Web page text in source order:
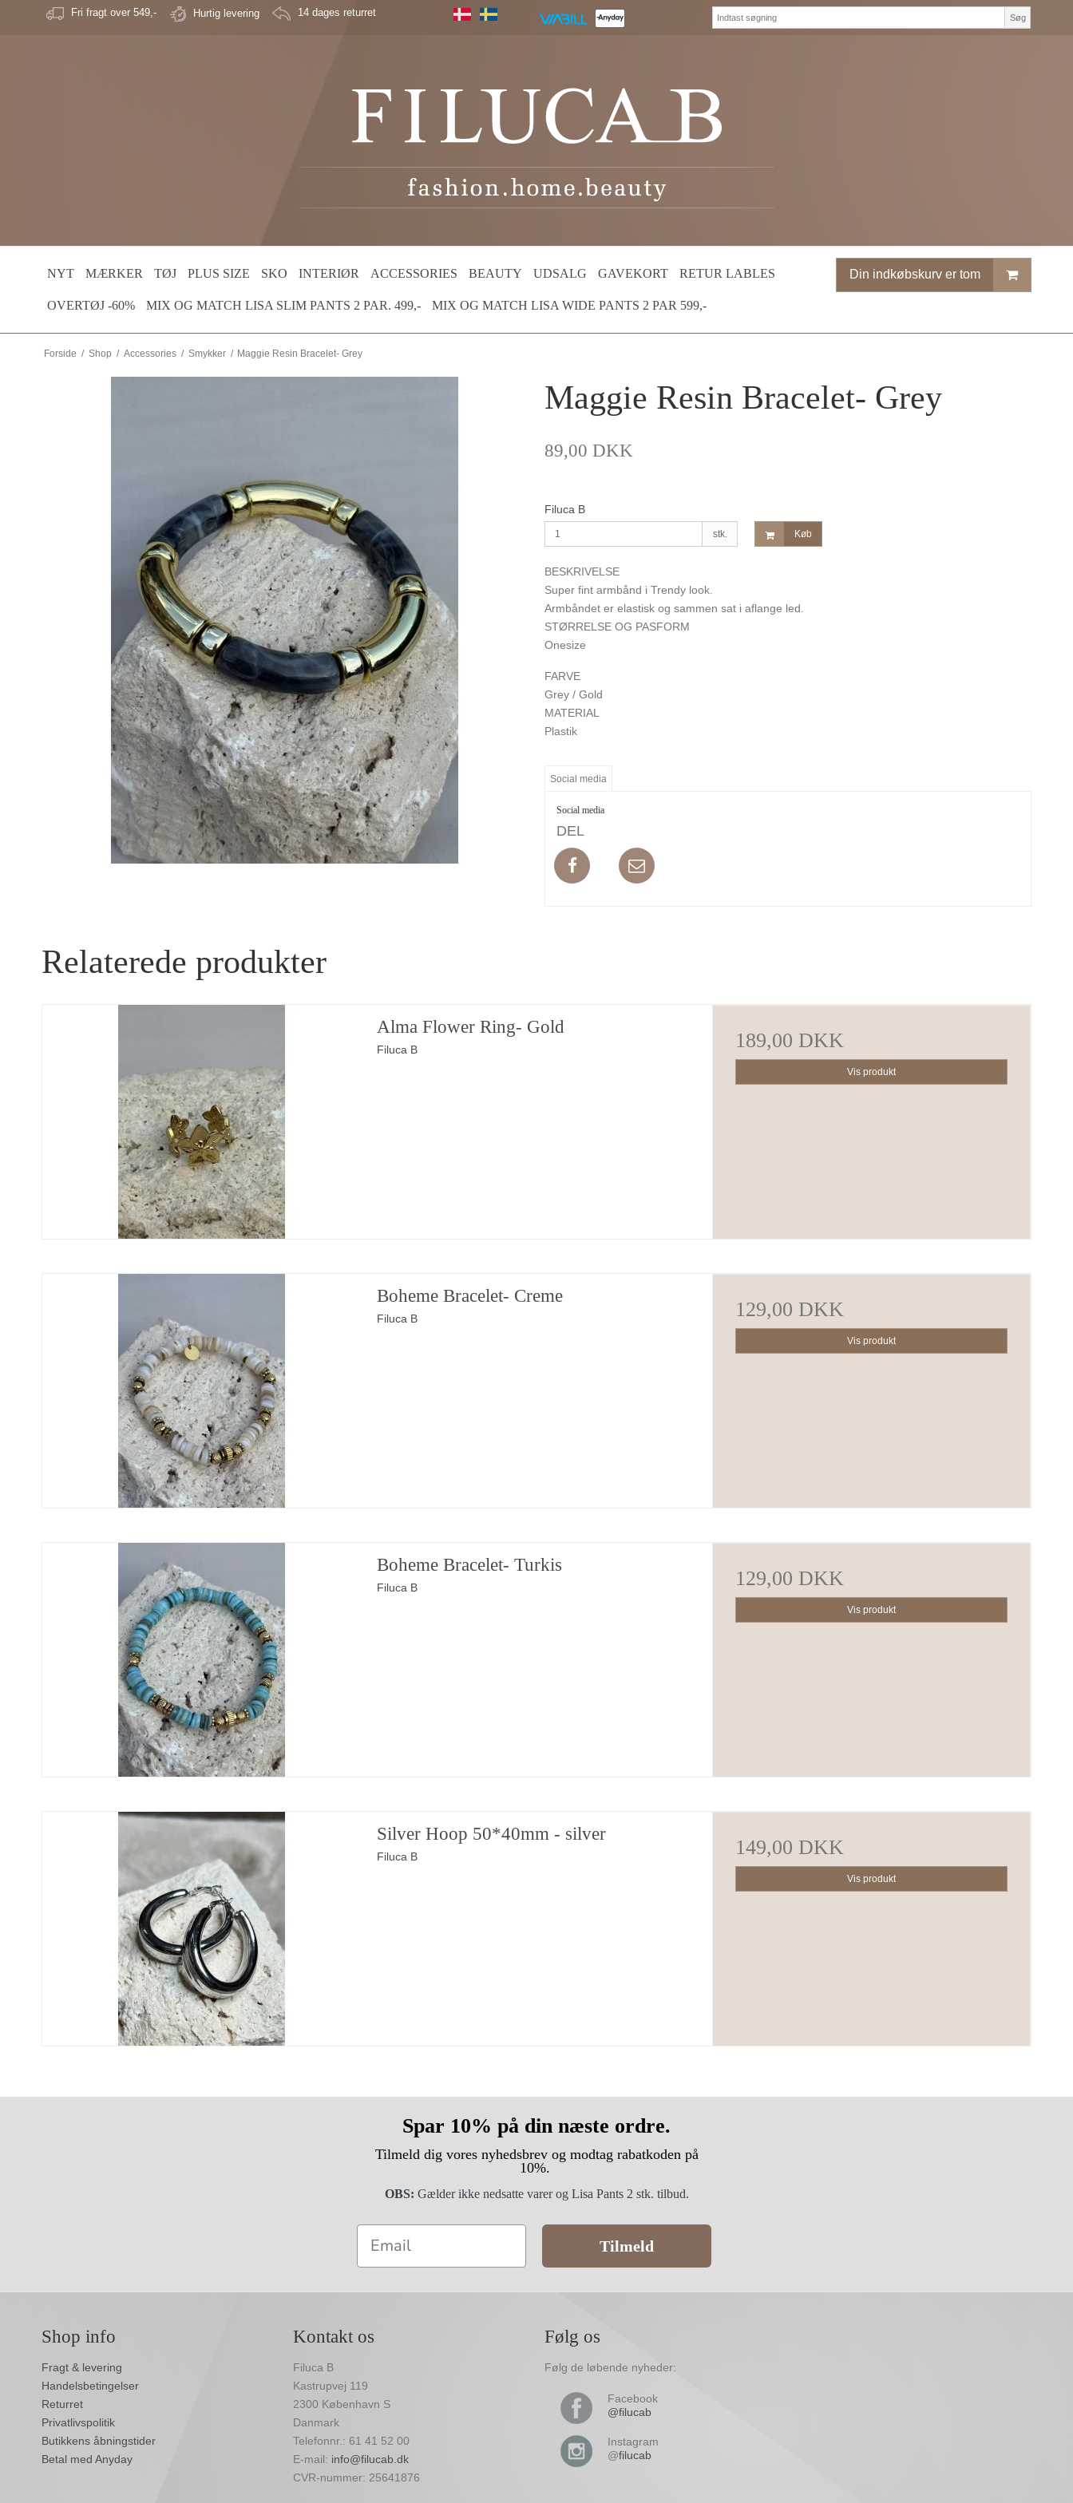
Fri fragt over 549,- Hurtig levering 14 dages returret Søg
NYT MÆRKER TØJ PLUS SIZE SKO INTERIØR ACCESSORIES BEAUTY UDSALG GAVEKORT RETUR LABLES
OVERTØJ -60% MIX OG MATCH LISA SLIM PANTS 2 PAR. 499,- MIX OG MATCH LISA WIDE PANTS 2 PAR 599,-
Din indkøbskurv er tom
Forside / Shop / Accessories / Smykker / Maggie Resin Bracelet- Grey
Maggie Resin Bracelet- Grey
89,00 DKK
Filuca B
stk. Køb
BESKRIVELSE
Super fint armbånd i Trendy look.
Armbåndet er elastisk og sammen sat i aflange led.
STØRRELSE OG PASFORM
Onesize
FARVE
Grey / Gold
MATERIAL
Plastik
Social media
Social media
DEL
Relaterede produkter
Alma Flower Ring- Gold
Filuca B 189,00 DKK
Vis produkt
Boheme Bracelet- Creme
Filuca B 129,00 DKK
Vis produkt
Boheme Bracelet- Turkis
Filuca B 129,00 DKK
Vis produkt
Silver Hoop 50*40mm - silver
Filuca B 149,00 DKK
Vis produkt
Spar 10% på din næste ordre.
Tilmeld dig vores nyhedsbrev og modtag rabatkoden på
10%.
OBS: Gælder ikke nedsatte varer og Lisa Pants 2 stk. tilbud.
Email
Tilmeld
Shop info
Fragt & levering
Handelsbetingelser
Returret
Privatlivspolitik
Butikkens åbningstider
Betal med Anyday
Kontakt os
Filuca B
Kastrupvej 119
2300 København S
Danmark
Telefonnr.: 61 41 52 00
E-mail: info@filucab.dk
CVR-nummer: 25641876
Følg os
Følg de løbende nyheder:
Facebook
@filucab
Instagram
@filucab